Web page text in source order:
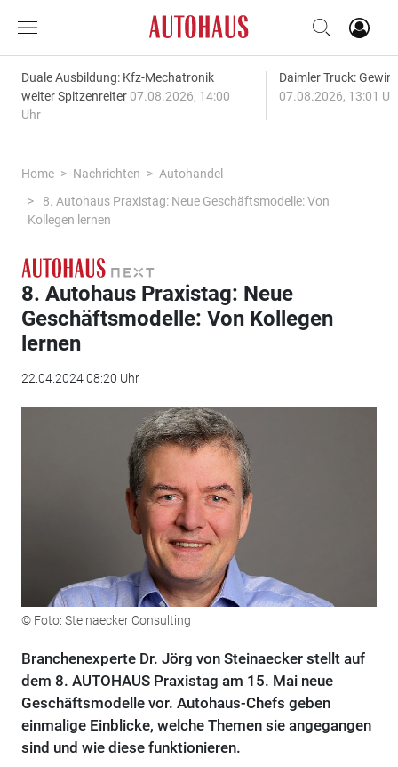
Duale Ausbildung: Kfz-Mechatronik
weiter Spitzenreiter 07.08.2026, 14:00
Uhr
Daimler Truck:
07.08.2026, 13:01
Home Nachrichten
Autohandel
8. Autohaus Praxistag: Neue Geschäftsmodelle: Von
Kollegen lernen
8. Autohaus Praxistag: Neue
Geschäftsmodelle: Von Kollegen
lernen
22.04.2024 08:20 Uhr
© Foto: Steinaecker Consulting
Branchenexperte Dr. Jörg von Steinaecker stellt auf
dem 8. AUTOHAUS Praxistag am 15. Mai neue
Geschäftsmodelle vor. Autohaus-Chefs geben
einmalige Einblicke, welche Themen sie angegangen
sind und wie diese funktionieren.